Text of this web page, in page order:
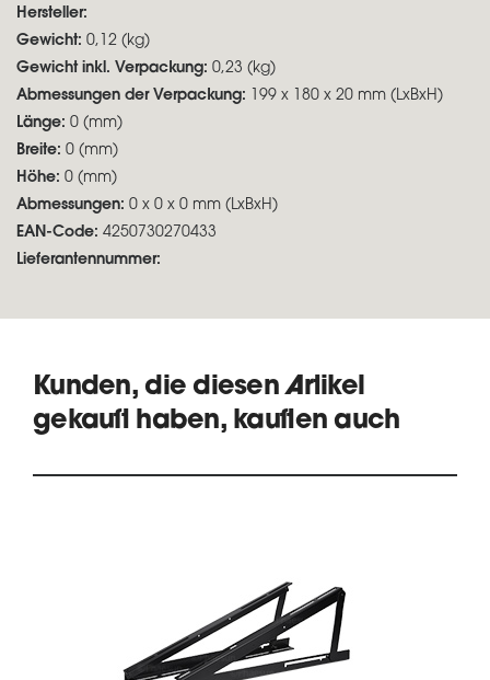
Hersteller:
Gewicht: 0,12 (kg)
Gewicht inkl. Verpackung: 0,23 (kg)
Abmessungen der Verpackung: 199 x 180 x 20 mm (LxBxH)
Länge: 0 (mm)
Breite: 0 (mm)
Höhe: 0 (mm)
Abmessungen: 0 x 0 x 0 mm (LxBxH)
EAN-Code: 4250730270433
Lieferantennummer:
Kunden, die diesen Artikel
gekauft haben, kauften auch